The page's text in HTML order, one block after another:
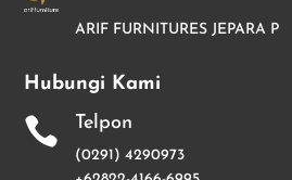
ARIF FURNITURES JEPARA P
Hubungi Kami
 Telpon
(0291) 4290973